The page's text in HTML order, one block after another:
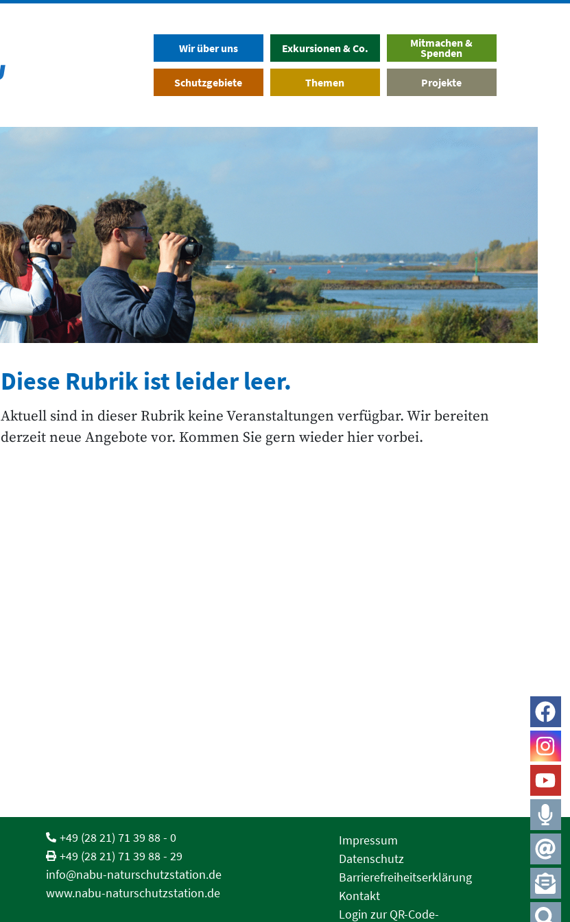
Wir über uns Exkursionen & Co. Mitmachen &
Spenden
Schutzgebiete Themen Projekte
Diese Rubrik ist leider leer.
Aktuell sind in dieser Rubrik keine Veranstaltungen verfügbar. Wir bereiten
derzeit neue Angebote vor. Kommen Sie gern wieder hier vorbei.
+49 (28 21) 71 39 88 - 0
+49 (28 21) 71 39 88 - 29
info@nabu-naturschutzstation.de
www.nabu-naturschutzstation.de
Impressum
Datenschutz
Barrierefreiheitserklärung
Kontakt
Login zur QR-Code-